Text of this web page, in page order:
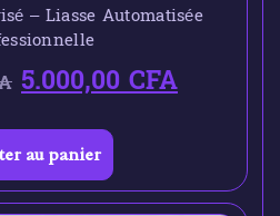
– Liasse Automatisée
5.000,00CFA
au panier